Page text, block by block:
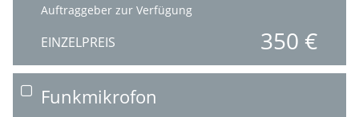
Auftraggeber zur Verfügung
EINZELPREIS 350 €
Funkmikrofon